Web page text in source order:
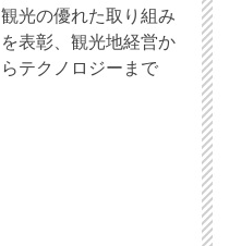
観光の優れた取り組み
を表彰、観光地経営か
らテクノロジーまで